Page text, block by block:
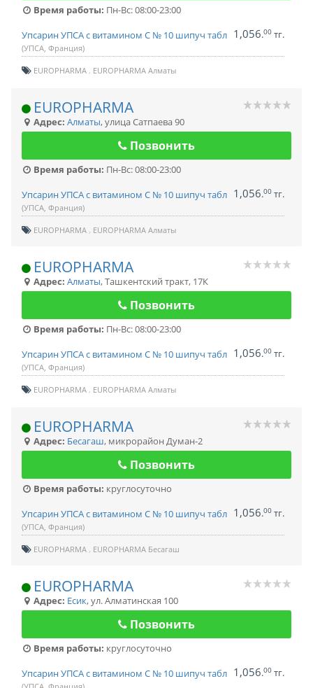
Время работы: Пн-Вс: 08:00-23:00
Упсарин УПСА с витамином С № 10 шипуч табл
(УПСА, Франция)
1,056.00 тг.
EUROPHARMA EUROPHARMA Алматы
EUROPHARMA
Адрес: Алматы,улица Сатпаева 90
Позвонить
Время работы: Пн-Вс: 08:00-23:00
Упсарин УПСА с витамином С № 10 шипуч табл
(УПСА, Франция)
1,056.00 тг.
EUROPHARMA EUROPHARMA Алматы
EUROPHARMA
Адрес: Алматы,Ташкентский тракт, 17К
Позвонить
Время работы: Пн-Вс: 08:00-23:00
Упсарин УПСА с витамином С № 10 шипуч табл
(УПСА, Франция)
1,056.00 тг.
EUROPHARMA EUROPHARMA Алматы
EUROPHARMA
Адрес: Бесагаш, микрорайон Думан-2
Позвонить
Время работы: круглосуточно
Упсарин УПСА с витамином С № 10 шипуч табл
(УПСА, Франция)
1,056.00 тг.
EUROPHARMA EUROPHARMA Бесагаш
EUROPHARMA
Адрес: Есик,ул. Алматинская 100
Позвонить
Время работы: круглосуточно
Упсарин УПСА с витамином С № 10 шипуч табл 1,056.00 тг.